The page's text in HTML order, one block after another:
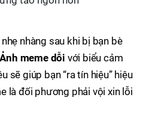
nhàng sau khi bị bạn bè
Ảnh meme dỗi với biểu cảm
sẽ giúp bạn “ra tín hiệu” hiệu
là đối phương phải vội xin lỗi